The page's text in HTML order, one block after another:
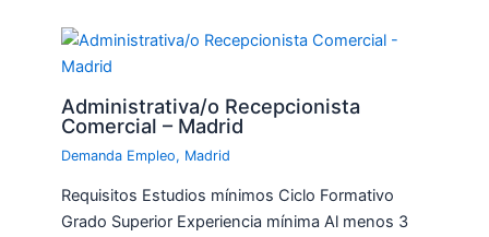
Administrativa/o Recepcionista
Comercial – Madrid
Demanda Empleo, Madrid
Requisitos Estudios mínimos Ciclo Formativo
Grado Superior Experiencia mínima Al menos 3